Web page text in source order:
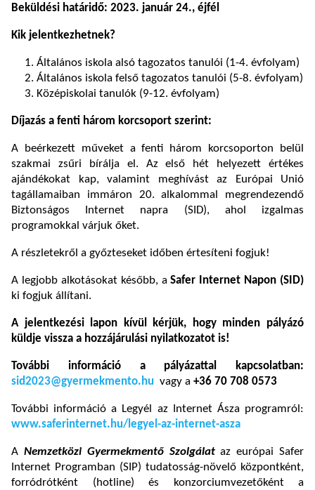
Beküldési határidő: 2023. január 24., éjfél
Kik jelentkezhetnek?
Általános iskola alsó tagozatos tanulói (1-4. évfolyam)
Általános iskola felső tagozatos tanulói (5-8. évfolyam)
Középiskolai tanulók (9-12. évfolyam)
Díjazás a fenti három korcsoport szerint:
A beérkezett műveket a fenti három korcsoporton belül
szakmai zsűri bírálja el. Az első hét helyezett értékes
ajándékokat kap, valamint meghívást az Európai Unió
tagállamaiban immáron 20. alkalommal megrendezendő
Biztonságos Internet napra (SID), ahol izgalmas
programokkal várjuk őket.
A részletekről a győzteseket időben értesíteni fogjuk!
A legjobb alkotásokat később, aSafer Internet Napon (SID)
ki fogjuk állítani.
A jelentkezési lapon kívül kérjük, hogy minden pályázó
küldje vissza a hozzájárulási nyilatkozatot is!
További információ
a pályázattal kapcsolatban:
sid2023@gyermekmento.hu vagy a +36 70 708 0573
További információ a Legyél az Internet Ásza programról:
www.saferinternet.hu/legyel-az-internet-asza
A Nemzetközi Gyermekmentő Szolgálataz európai Safer
Internet Programban (SIP) tudatosság-növelő központként,
forródrótként (hotline) és konzorciumvezetőként a